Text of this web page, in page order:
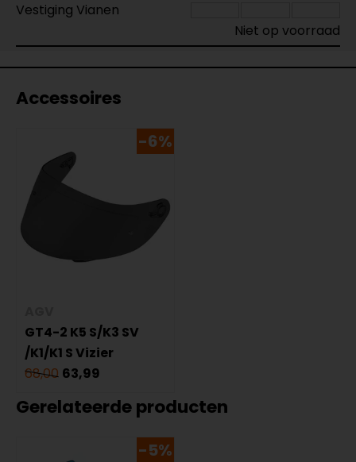
Vestiging Vianen
Niet op voorraad
Accessoires
-6%
GT4-2 K5 S/K3 SV
/K1/K1 S Vizier
68,00 63,99
Gerelateerde producten
-5%